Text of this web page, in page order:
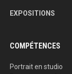
EXPOSITIONS
COMPÉTENCES
Portrait en studio